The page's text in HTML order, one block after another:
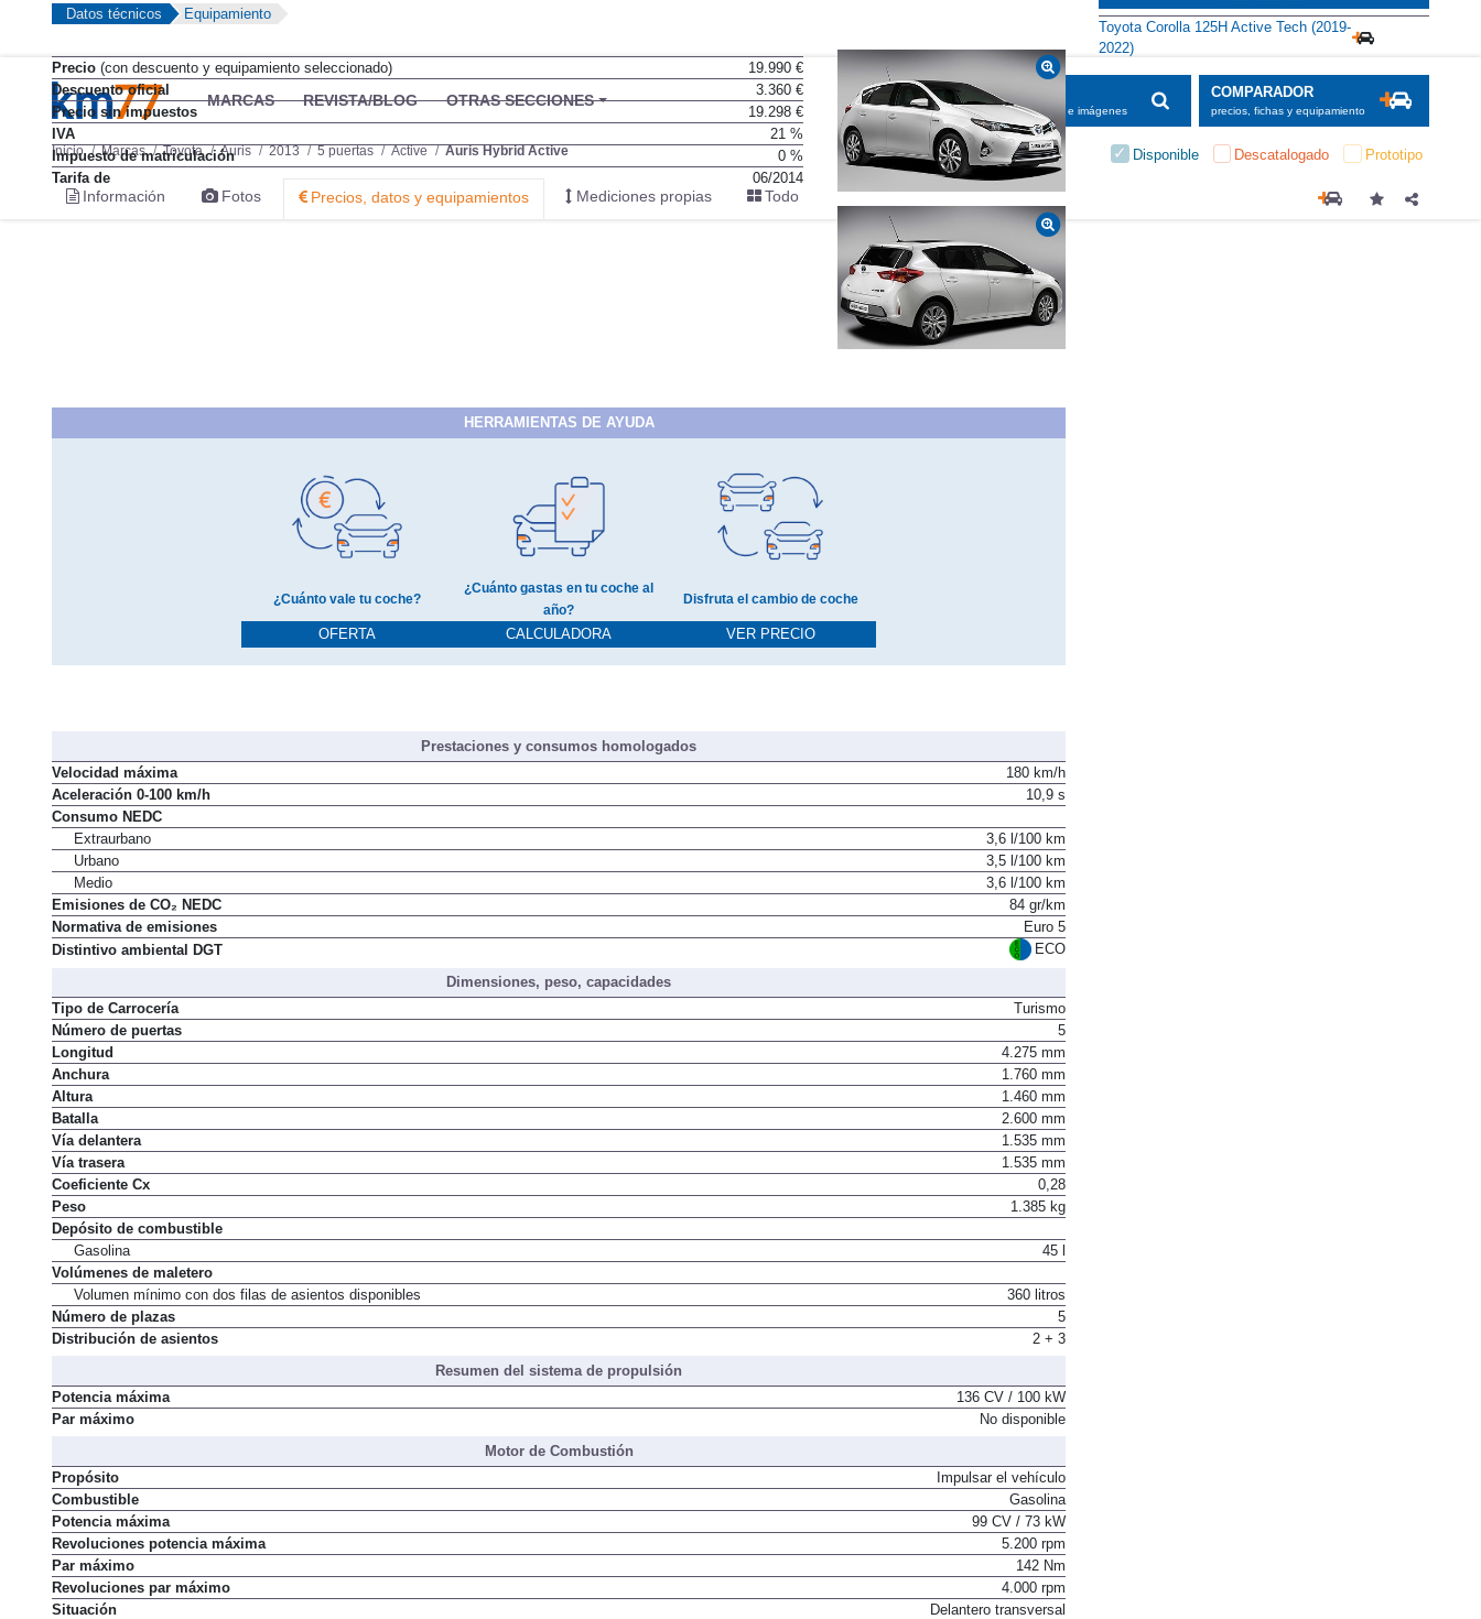
MARCAS REVISTA/BLOG OTRAS SECCIONES BUSCADOR
informaciones, fichas e imágenes
COMPARADOR
precios, fichas y equipamiento
Inicio Marcas Toyota Auris 2013 5 puertas Active Auris Hybrid Active Disponible Descatalogado Prototipo
Información Fotos Precios, datos y equipamientos Mediciones propias Todo
Datos técnicos Equipamiento
Precio (con descuento y equipamiento seleccionado)
19.990 €
Descuento oficial
3.360 €
Precio sin impuestos
19.298 €
IVA
21 %
Impuesto de matriculación
0 %
Tarifa de
06/2014
HERRAMIENTAS DE AYUDA
¿Cuánto vale tu coche?
OFERTA
¿Cuánto gastas en tu coche al
año?
CALCULADORA
Disfruta el cambio de coche
VER PRECIO
Prestaciones y consumos homologados
Velocidad máxima
180 km/h
Aceleración 0-100 km/h
10,9 s
Consumo NEDC
Extraurbano
3,6 l/100 km
Urbano
3,5 l/100 km
Medio
3,6 l/100 km
Emisiones de CO₂ NEDC
84 gr/km
Normativa de emisiones
Euro 5
Distintivo ambiental DGT
ECO
Dimensiones, peso, capacidades
Tipo de Carrocería
Turismo
Número de puertas
5
Longitud
4.275 mm
Anchura
1.760 mm
Altura
1.460 mm
Batalla
2.600 mm
Vía delantera
1.535 mm
Vía trasera
1.535 mm
Coeficiente Cx
0,28
Peso
1.385 kg
Depósito de combustible
Gasolina
45 l
Volúmenes de maletero
Volumen mínimo con dos filas de asientos disponibles
360 litros
Número de plazas
5
Distribución de asientos
2 + 3
Resumen del sistema de propulsión
Potencia máxima
136 CV / 100 kW
Par máximo
No disponible
Motor de Combustión
Propósito
Impulsar el vehículo
Combustible
Gasolina
Potencia máxima
99 CV / 73 kW
Revoluciones potencia máxima
5.200 rpm
Par máximo
142 Nm
Revoluciones par máximo
4.000 rpm
Situación
Delantero transversal
Toyota Corolla 125H Active Tech (2019-
2022)